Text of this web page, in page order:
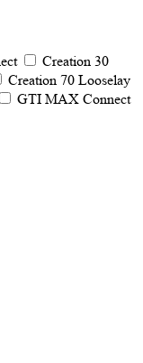
Creation 30
Creation 70 Looselay
GTI MAX Connect